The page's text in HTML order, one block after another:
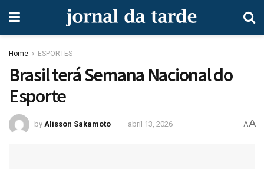
Home ESPORTES
Brasil terá Semana Nacional do
Esporte
by Alisson Sakamoto abril 13, 2026 AA